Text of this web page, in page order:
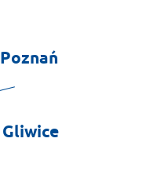
Poznań
Gliwice